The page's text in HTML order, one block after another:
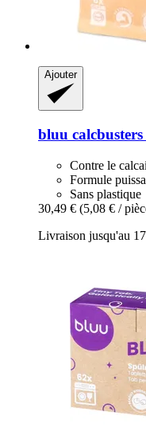
Ajouter
bluu
Contre le
Formule
Sans plastique
30,49 € (5,08 € /
Livraison jusqu'au